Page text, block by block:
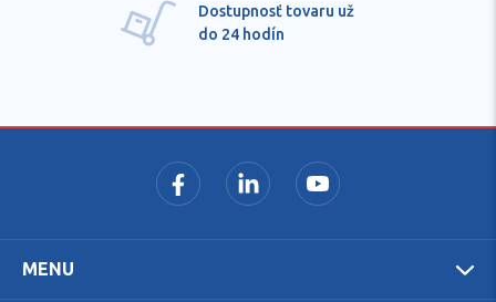
Dostupnosť tovaru už
do 24 hodín
MENU